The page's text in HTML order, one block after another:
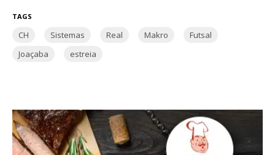
TAGS
CH Sistemas Real Makro
Futsal
Joaçaba
estreia